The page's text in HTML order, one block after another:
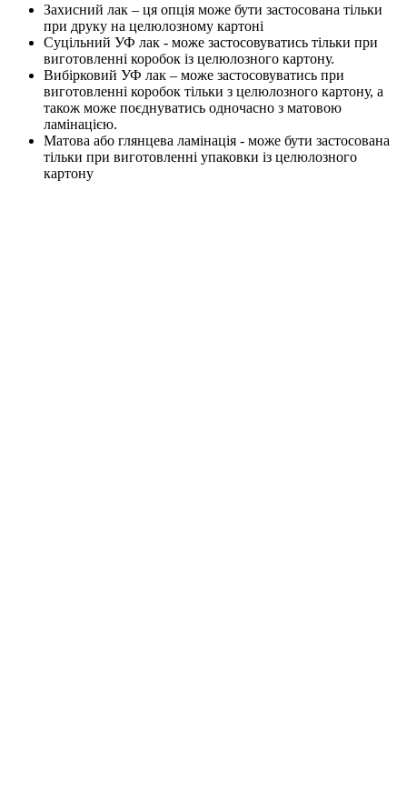
Захисний лак – ця опція може бути застосована тільки
при друку на целюлозному картоні
Суцільний УФ лак - може застосовуватись тільки при
виготовленні коробок із целюлозного картону.
Вибірковий УФ лак – може застосовуватись при
виготовленні коробок тільки з целюлозного картону, а
також може поєднуватись одночасно з матовою
ламінацією.
Матова або глянцева ламінація - може бути застосована
тільки при виготовленні упаковки із целюлозного
картону